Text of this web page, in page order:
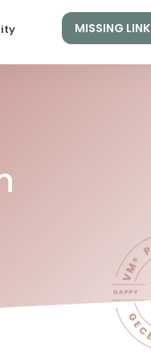
MISSING LINK